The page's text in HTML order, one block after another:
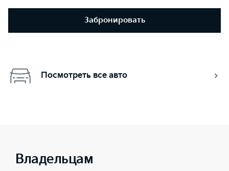
Забронировать
Посмотреть все авто
Владельцам